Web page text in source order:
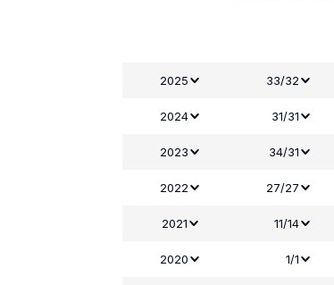
2025 33/32
2024 31/31
2023 34/31
2022 27/27
2021 11/14
2020 1/1